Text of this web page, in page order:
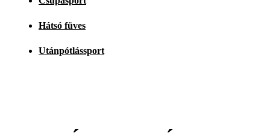
Hátsó füves
Utánpótlássport